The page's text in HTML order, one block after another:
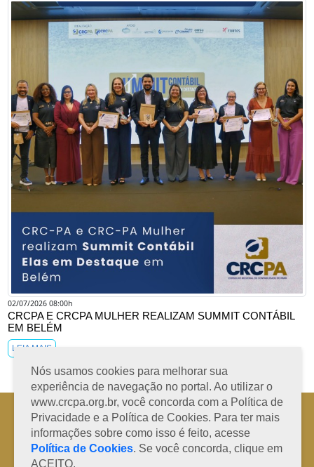
02/07/2026 08:00h
CRCPA E CRCPA MULHER REALIZAM SUMMIT CONTÁBIL
EM BELÉM
LEIA MAIS
Nós usamos cookies para melhorar sua
experiência de navegação no portal. Ao utilizar o
www.crcpa.org.br, você concorda com a Política de
Privacidade e a Política de Cookies. Para ter mais
informações sobre como isso é feito, acesse
Política de Cookies. Se você concorda, clique em
ACEITO.
Horário de Atendimento: 08h às 12h e 13h às 17h de segunda à sexta-
feira
Fone: +55 91 3202-4150 | E-mail: protocolo@crcpa.org.br
Copyright 2014/2026 | Todos os direitos reservados ao CRC-PA